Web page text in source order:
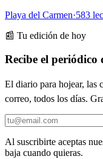
Playa del Carmen·583
📰 Tu edición de hoy
Recibe el periódico
El diario para hojear, las
correo, todos los días.
Al suscribirte aceptas
baja cuando quieras.